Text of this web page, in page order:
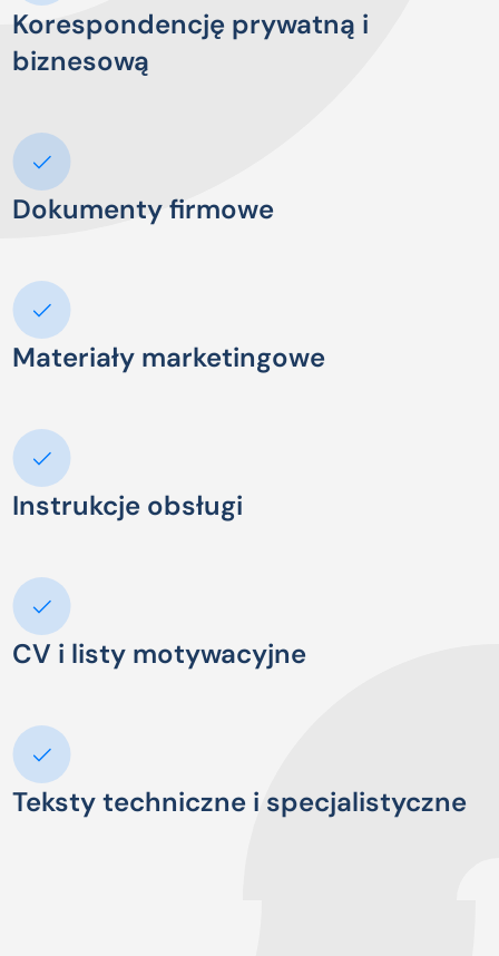
Korespondencję prywatną i
biznesową
Dokumenty firmowe
Materiały marketingowe
Instrukcje obsługi
CV i listy motywacyjne
Teksty techniczne i specjalistyczne